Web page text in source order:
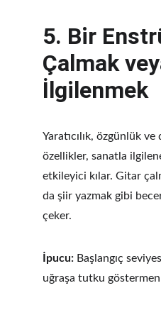
5. Bir
Çalmak
İlgilenmek
Yaratıcılık, özgünlük
özellikler, sanatla
etkileyici kılar. Gitar
da şiir yazmak gibi
çeker.
İpucu: Başlangıç
uğraşa tutku